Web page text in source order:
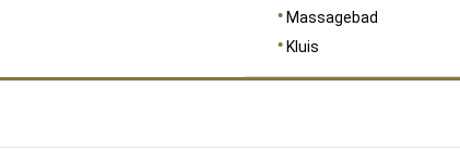
Massagebad
Kluis